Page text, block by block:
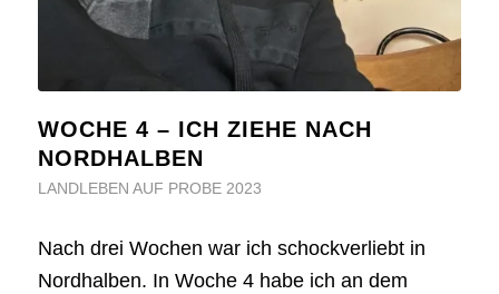
WOCHE 4 – ICH ZIEHE NACH
NORDHALBEN
LANDLEBEN AUF PROBE 2023
Nach drei Wochen war ich schockverliebt in
Nordhalben. In Woche 4 habe ich an dem